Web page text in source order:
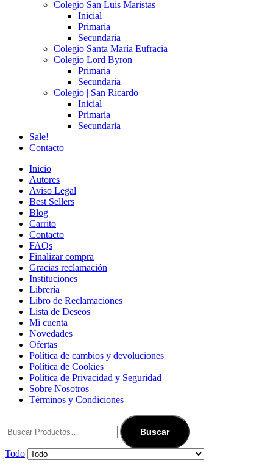
Colegio San Luis Maristas
Inicial
Primaria
Secundaria
Colegio Santa María Eufracia
Colegio Lord Byron
Primaria
Secundaria
Colegio | San Ricardo
Inicial
Primaria
Secundaria
Sale!
Contacto
Inicio
Autores
Aviso Legal
Best Sellers
Blog
Carrito
Contacto
FAQs
Finalizar compra
Gracias reclamación
Instituciones
Librería
Libro de Reclamaciones
Lista de Deseos
Mi cuenta
Novedades
Ofertas
Política de cambios y devoluciones
Política de Cookies
Política de Privacidad y Seguridad
Sobre Nosotros
Términos y Condiciones
Buscar
Todo